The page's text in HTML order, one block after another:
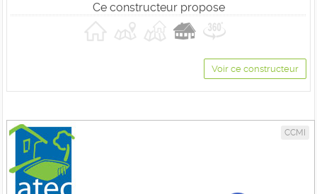
Ce constructeur propose
Voir ce constructeur
CCMI